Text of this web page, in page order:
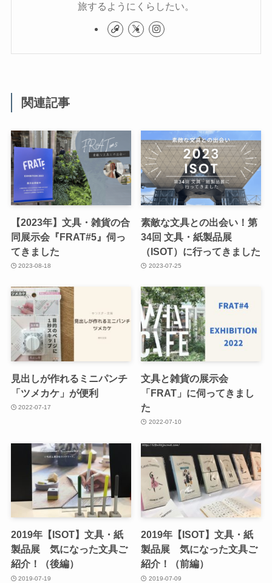
旅するようにくらしたい。
関連記事
【2023年】文具・雑貨の合
同展示会『FRAT#5』伺っ
てきました
2023-08-18
素敵な文具との出会い！第
34回 文具・紙製品展
（ISOT）に行ってきました
2023-07-25
見出しが作れるミニパンチ
「ツメカケ」が便利
2022-07-17
文具と雑貨の展示会
「FRAT」に伺ってきまし
た
2022-07-10
2019年【ISOT】文具・紙
製品展 気になった文具ご
紹介！（後編）
2019-07-19
2019年【ISOT】文具・紙
製品展 気になった文具ご
紹介！（前編）
2019-07-09